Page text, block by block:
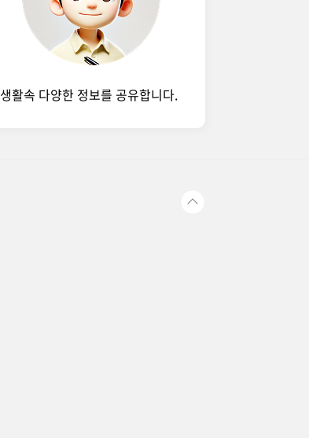
생활속 다양한 정보를 공유합니다.